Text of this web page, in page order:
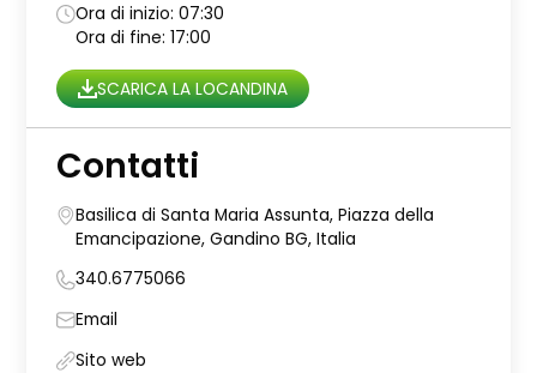
Ora di inizio: 07:30
Ora di fine: 17:00
SCARICA LA LOCANDINA
Contatti
Basilica di Santa Maria Assunta, Piazza della
Emancipazione, Gandino BG, Italia
340.6775066
Email
Sito web